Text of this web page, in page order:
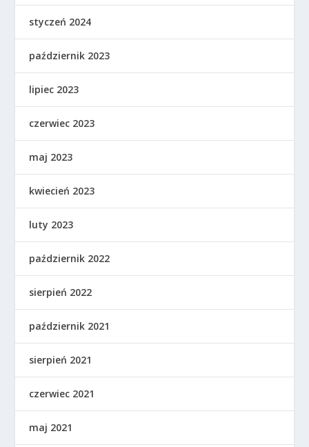
styczeń 2024
październik 2023
lipiec 2023
czerwiec 2023
maj 2023
kwiecień 2023
luty 2023
październik 2022
sierpień 2022
październik 2021
sierpień 2021
czerwiec 2021
maj 2021